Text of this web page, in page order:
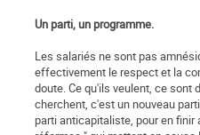
Un parti, un programme.
Les salariés ne sont pas
effectivement le respect et la
doute. Ce qu'ils veulent, ce sont
cherchent, c'est un nouveau
parti anticapitaliste, pour en finir